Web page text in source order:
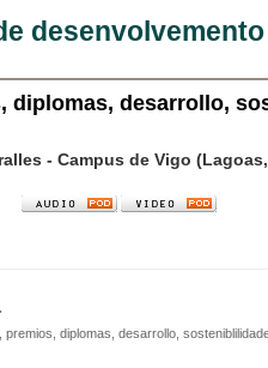
diplomas, desarrollo,
- Campus de Vigo
diplomas, desarrollo,